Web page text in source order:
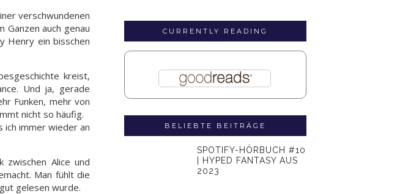
verschwundenen
Ganzen auch genau
Henry ein bisschen
kreist,
Und ja, gerade
Funken, mehr von
nicht so häufig.
ich immer wieder an
zwischen Alice und
Man fühlt die
gelesen wurde.
CURRENTLY READING
BELIEBTE BEITRÄGE
SPOTIFY-HÖRBUCH #10
| HYPED FANTASY AUS
2023